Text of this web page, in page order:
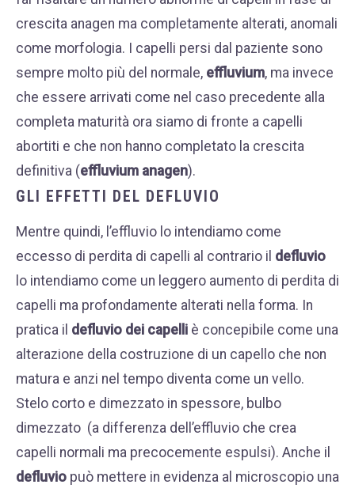
crescita anagen ma completamente alterati, anomali
come morfologia. I capelli persi dal paziente sono
sempre molto più del normale, effluvium, ma invece
che essere arrivati come nel caso precedente alla
completa maturità ora siamo di fronte a capelli
abortiti e che non hanno completato la crescita
definitiva (effluvium anagen).
GLI EFFETTI DEL DEFLUVIO
Mentre quindi, l’effluvio lo intendiamo come
eccesso di perdita di capelli al contrario il defluvio
lo intendiamo come un leggero aumento di perdita di
capelli ma profondamente alterati nella forma. In
pratica il defluvio dei capelli è concepibile come una
alterazione della costruzione di un capello che non
matura e anzi nel tempo diventa come un vello.
Stelo corto e dimezzato in spessore, bulbo
dimezzato (a differenza dell’effluvio che crea
capelli normali ma precocemente espulsi). Anche il
defluvio può mettere in evidenza al microscopio una